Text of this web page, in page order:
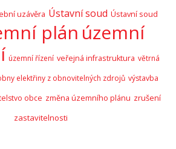
uzávěra Ústavní soud Ústavní soud
plán územní
územní řízení veřejná infrastruktura větrná
elektřiny z obnovitelných zdrojů výstavba
obce změna územního plánu zrušení
zastavitelnosti